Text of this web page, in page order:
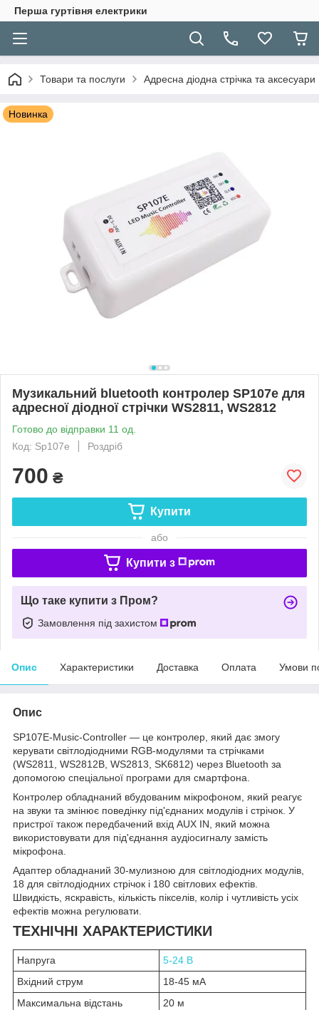
Перша гуртівня електрики
Товари та послуги Адресна діодна стрічка та аксесуари
Новинка
Музикальний bluetooth контролер SP107e для
адресної діодної стрічки WS2811, WS2812
Готово до відправки 11 од.
Код: Sp107e
Роздріб
700 ₴
Купити
або
Купити з
Що таке купити з Пром?
Замовлення під захистом
Опис Характеристики Доставка Оплата Умови
Опис
SP107E-Music-Controller — це контролер, який дає змогу
керувати світлодіодними RGB-модулями та стрічками
(WS2811, WS2812B, WS2813, SK6812) через Bluetooth за
допомогою спеціальної програми для смартфона.
Контролер обладнаний вбудованим мікрофоном, який реагує
на звуки та змінює поведінку під'єднаних модулів і стрічок. У
пристрої також передбачений вхід AUX IN, який можна
використовувати для під'єднання аудіосигналу замість
мікрофона.
Адаптер обладнаний 30-мулизною для світлодіодних модулів,
18 для світлодіодних стрічок і 180 світлових ефектів.
Швидкість, яскравість, кількість пікселів, колір і чутливість усіх
ефектів можна регулювати.
ТЕХНІЧНІ ХАРАКТЕРИСТИКИ
Напруга
5-24 В
Вхідний струм
18-45 мА
Максимальна відстань
20 м